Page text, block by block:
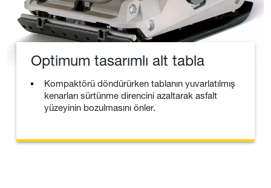
Optimum tasarımlı alt tabla
Kompaktörü döndürürken tablanın yuvarlatılmış
kenarları sürtünme direncini azaltarak asfalt
yüzeyinin bozulmasını önler.